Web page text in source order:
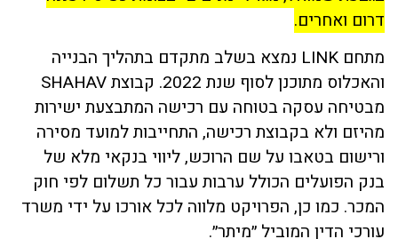
דרום ואחרים.
מתחם LINK נמצא בשלב מתקדם בתהליך הבנייה
והאכלוס מתוכנן לסוף שנת 2022. קבוצת SHAHAV
מבטיחה עסקה בטוחה עם רכישה המתבצעת ישירות
מהיזם ולא בקבוצת רכישה, התחייבות למועד מסירה
ורישום בטאבו על שם הרוכש, ליווי בנקאי מלא של
בנק הפועלים הכולל ערבות עבור כל תשלום לפי חוק
המכר. כמו כן, הפרויקט מלווה לכל אורכו על ידי משרד
עורכי הדין המוביל ״מיתר״.